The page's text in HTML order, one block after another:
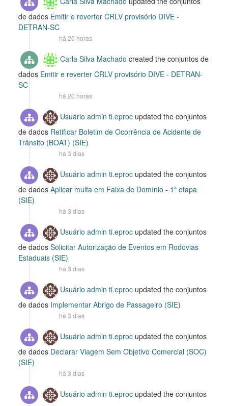
de dados Emitir e reverter CRLV provisório DIVE -
DETRAN-SC
há 20 horas
Carla Silva Machado created the conjuntos de
dados Emitir e reverter CRLV provisório DIVE - DETRAN-
SC
há 20 horas
Usuário admin ti.eproc updated the conjuntos
de dados Retificar Boletim de Ocorrência de Acidente de
Trânsito (BOAT) (SIE)
há 3 dias
Usuário admin ti.eproc updated the conjuntos
de dados Aplicar multa em Faixa de Domínio - 1ª etapa
(SIE)
há 3 dias
Usuário admin ti.eproc updated the conjuntos
de dados Solicitar Autorização de Eventos em Rodovias
Estaduais (SIE)
há 3 dias
Usuário admin ti.eproc updated the conjuntos
de dados Implementar Abrigo de Passageiro (SIE)
há 3 dias
Usuário admin ti.eproc updated the conjuntos
de dados Declarar Viagem Sem Objetivo Comercial (SOC)
(SIE)
há 3 dias
Usuário admin ti.eproc updated the conjuntos